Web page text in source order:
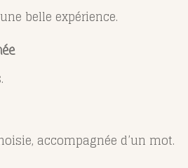
belle expérience.
accompagnée d’un mot.